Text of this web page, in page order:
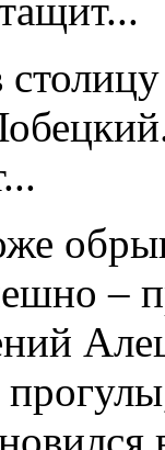
–